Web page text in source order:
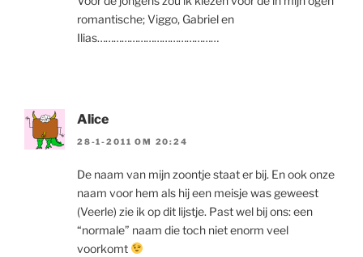
romantische; Viggo, Gabriel en
Ilias………………………………………
Alice
28-1-2011 OM 20:24
De naam van mijn zoontje staat er bij. En ook onze
naam voor hem als hij een meisje was geweest
(Veerle) zie ik op dit lijstje. Past wel bij ons: een
“normale” naam die toch niet enorm veel
voorkomt